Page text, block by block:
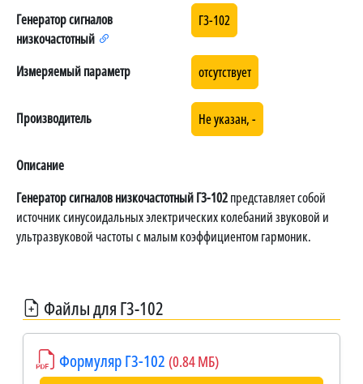
Генератор сигналов
низкочастотный
Г3-102
Измеряемый параметр отсутствует
Производитель Не указан, -
Описание
Генератор сигналов низкочастотный Г3-102представляет собой
источник синусоидальных электрических колебаний звуковой и
ультразвуковой частоты с малым коэффициентом гармоник.
Файлы для Г3-102
Формуляр Г3-102 (0.84 МБ)